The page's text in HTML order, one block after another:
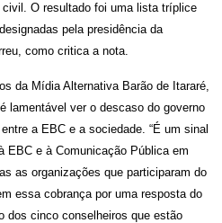
O resultado foi uma lista tríplice
pela presidência da
como critica a nota.
da Mídia Alternativa Barão de Itararé,
lamentável ver o descaso do governo
a EBC e a sociedade. “É um sinal
EBC e à Comunicação Pública em
as organizações que participaram do
essa cobrança por uma resposta do
dos cinco conselheiros que estão